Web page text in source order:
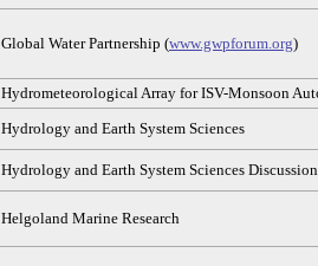
Global Water Partnership (www.gwpforum.org)
Hydrometeorological Array for ISV-Monsoon
Hydrology and Earth System Sciences
Hydrology and Earth System Sciences
Helgoland Marine Research